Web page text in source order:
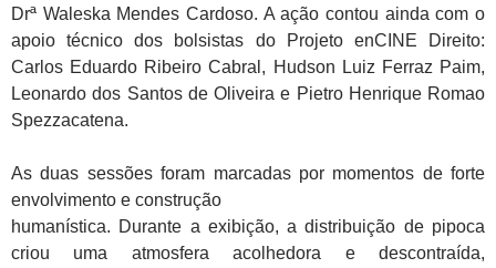
Drª Waleska Mendes Cardoso. A ação contou ainda com o
apoio técnico dos bolsistas do Projeto enCINE Direito:
Carlos Eduardo Ribeiro Cabral, Hudson Luiz Ferraz Paim,
Leonardo dos Santos de Oliveira e Pietro Henrique Romao
Spezzacatena.
As duas sessões foram marcadas por momentos de forte
envolvimento e construção
humanística. Durante a exibição, a distribuição de pipoca
criou uma atmosfera acolhedora e descontraída,